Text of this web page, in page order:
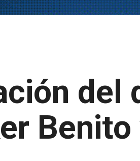
del
Benito